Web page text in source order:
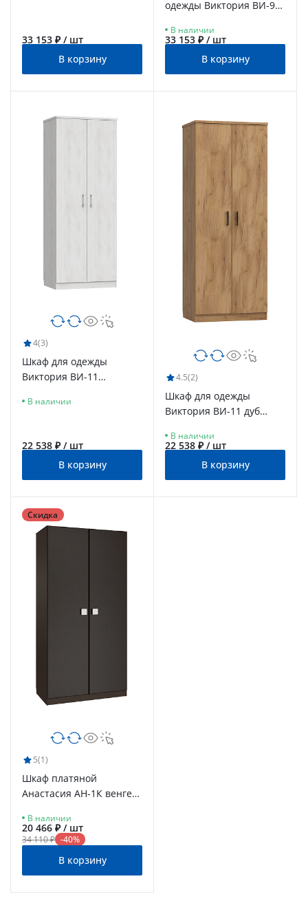
33 153 ₽ / шт
В корзину
одежды Виктория ВИ-9
светлое
В наличии
33 153 ₽ / шт
В корзину
4(3)
Шкаф для одежды
Виктория ВИ-11
светлое
В наличии
22 538 ₽ / шт
В корзину
4.5(2)
Шкаф для одежды
Виктория ВИ-11 дуб
В наличии
22 538 ₽ / шт
В корзину
Скидка
5(1)
Шкаф платяной
Анастасия АН-1К венге
В наличии
20 466 ₽ / шт
34 110 ₽ -40%
В корзину